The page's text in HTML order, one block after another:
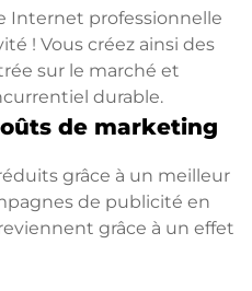
Internet professionnelle
! Vous créez ainsi des
sur le marché et
durable.
de marketing
grâce à un meilleur
de publicité en
grâce à un effet